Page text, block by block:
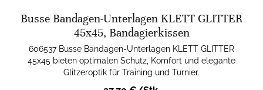
Busse Bandagen-Unterlagen KLETT GLITTER
45x45, Bandagierkissen
606537 Busse Bandagen-Unterlagen KLETT GLITTER
45x45 bieten optimalen Schutz, Komfort und elegante
Glitzeroptik für Training und Turnier.